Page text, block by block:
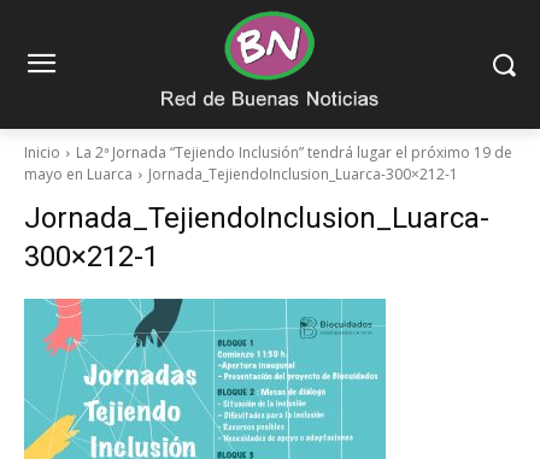
Inicio
La 2ª Jornada “Tejiendo Inclusión” tendrá lugar el próximo 19 de
mayo en Luarca
Jornada_TejiendoInclusion_Luarca-300×212-1
Jornada_TejiendoInclusion_Luarca-
300×212-1